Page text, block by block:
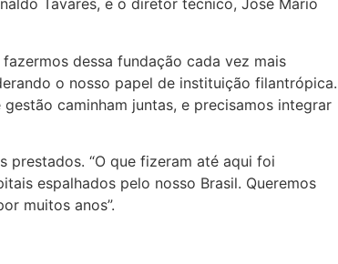
Tavares, e o diretor técnico, José Mário
dessa fundação cada vez mais
o nosso papel de instituição filantrópica.
caminham juntas, e precisamos integrar
“O que fizeram até aqui foi
espalhados pelo nosso Brasil. Queremos
muitos anos”.